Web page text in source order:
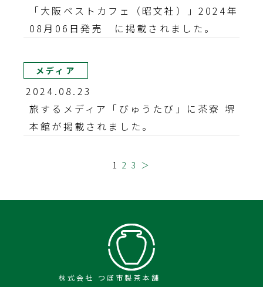
「大阪ベストカフェ（昭文社）」2024年
08月06日発売 に掲載されました。
メディア
2024.08.23
旅するメディア「びゅうたび」に茶寮 堺
本館が掲載されました。
1 2 3 ＞
株式会社 つぼ市製茶本舗